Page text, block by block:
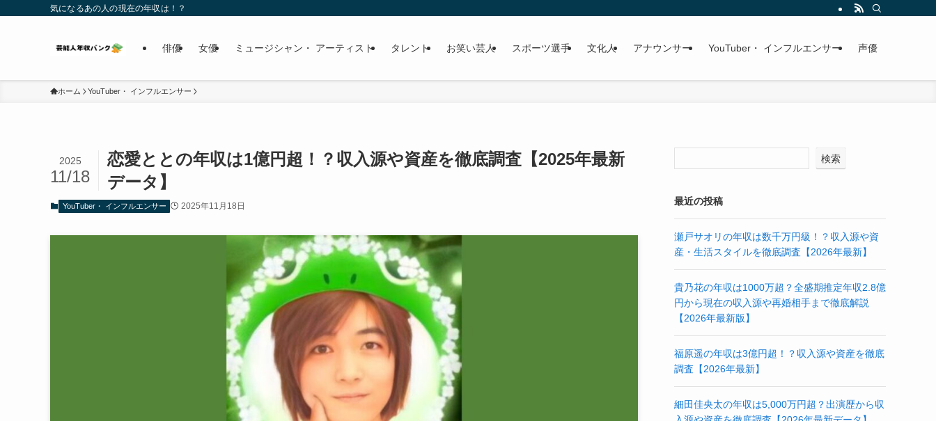
気になるあの人の現在の年収は！？
俳優 女優 ミュージシャン・ アーティスト タレント お笑い芸人 スポーツ選手 文化人 アナウンサー YouTuber・ インフルエンサー 声優
ホーム YouTuber・ インフルエンサー
恋愛ととの年収は1億円超！？収入源や資産を徹底調査【2025年最新
データ】
2025
11/18
YouTuber・ インフルエンサー 2025年11月18日
検索
最近の投稿
瀬戸サオリの年収は数千万円級！？収入源や資
産・生活スタイルを徹底調査【2026年最新】
貴乃花の年収は1000万超？全盛期推定年収2.8億
円から現在の収入源や再婚相手まで徹底解説
【2026年最新版】
福原遥の年収は3億円超！？収入源や資産を徹底
調査【2026年最新】
細田佳央太の年収は5,000万円超？出演歴から収